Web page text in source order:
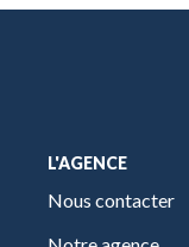
L'AGENCE
Nous contacter